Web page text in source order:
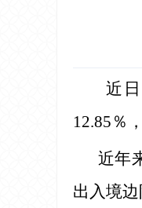
近
12.85％
近年
出入境